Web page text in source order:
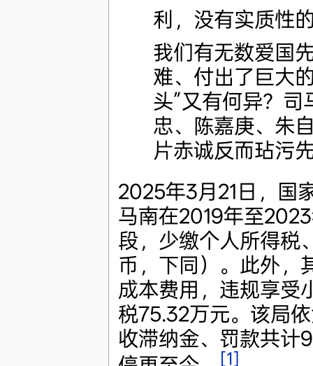
利，没有实质性
我们有无数爱国
难、付出了巨大
头”又有何异？
忠、陈嘉庚、朱
片赤诚反而玷污
2025年3月21日，国
马南在2019年至
段，少缴个人所得税
币，下同）。此外，
成本费用，违规享受
税75.32万元。该局
收滞纳金、罚款共计
[1]